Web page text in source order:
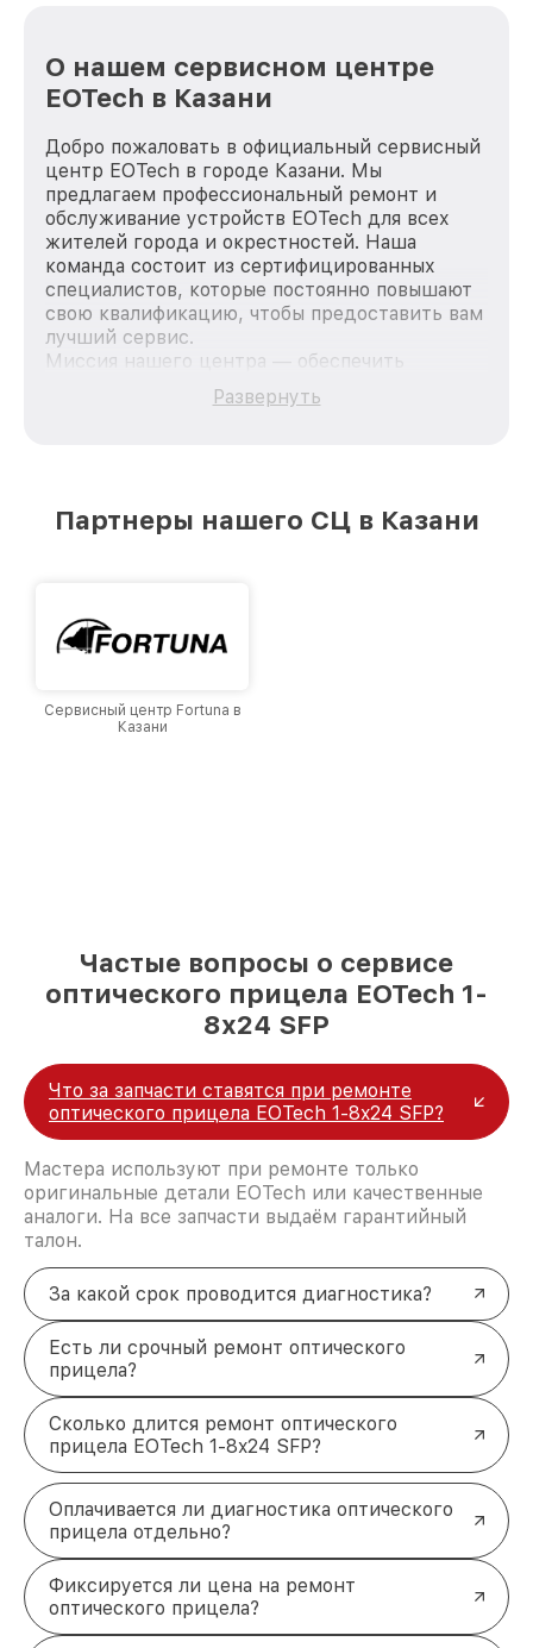
О нашем сервисном центре
EOTech в Казани
Добро пожаловать в официальный сервисный
центр EOTech в городе Казани. Мы
предлагаем профессиональный ремонт и
обслуживание устройств EOTech для всех
жителей города и окрестностей. Наша
команда состоит из сертифицированных
специалистов, которые постоянно повышают
свою квалификацию, чтобы предоставить вам
лучший сервис.
Миссия нашего центра — обеспечить
качественный и доступный ремонт для
каждого пользователя продукции EOTech, вне
лучшим сервисным центром EOTech в городе
Развернуть
Партнеры нашего СЦ в Казани
Сервисный центр Fortuna в
Казани
Частые вопросы о сервисе
оптического прицела EOTech 1-
8x24 SFP
Что за запчасти ставятся при ремонте
оптического прицела EOTech 1-8x24 SFP?
Мастера используют при ремонте только
оригинальные детали EOTech или качественные
аналоги. На все запчасти выдаём гарантийный
талон.
За какой срок проводится диагностика?
Есть ли срочный ремонт оптического
прицела?
Сколько длится ремонт оптического
прицела EOTech 1-8x24 SFP?
Оплачивается ли диагностика оптического
прицела отдельно?
Фиксируется ли цена на ремонт
оптического прицела?